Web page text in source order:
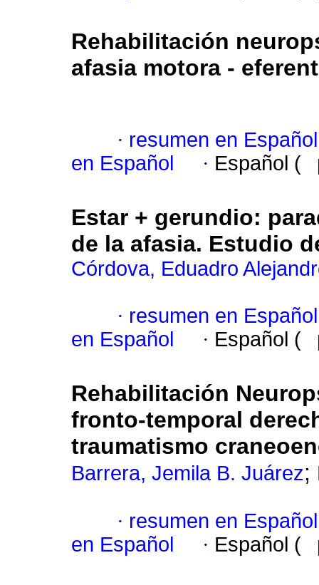
Rehabilitación
afasia motora -
· resumen en Español
en Español
· Español (
Estar + gerundio:
de la afasia. Estudio
Córdova, Eduadro
· resumen en Español
en Español
· Español (
Rehabilitación
fronto-temporal
traumatismo
Barrera, Jemila B. Juárez;
· resumen en Español
en Español
· Español (